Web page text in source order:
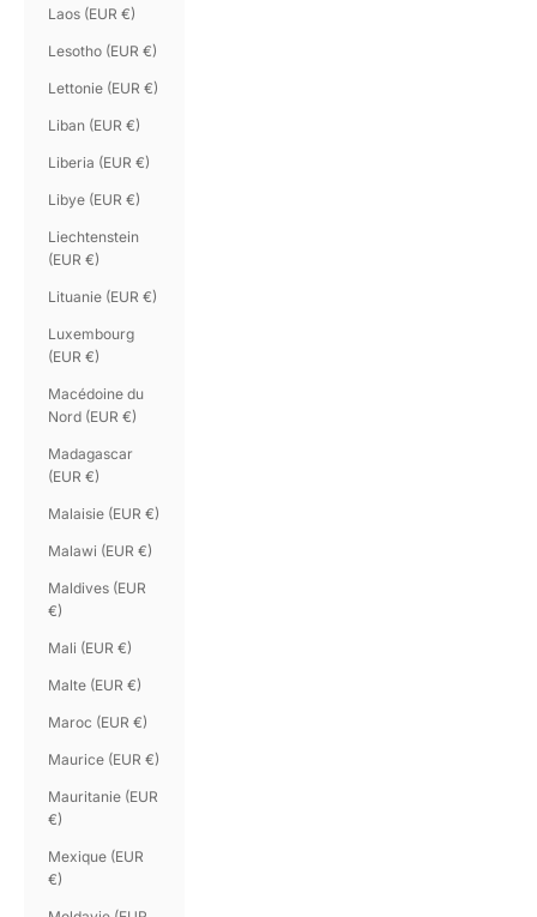
Laos (EUR €)
Lesotho (EUR €)
Lettonie (EUR €)
Liban (EUR €)
Liberia (EUR €)
Libye (EUR €)
Liechtenstein
(EUR €)
Lituanie (EUR €)
Luxembourg
(EUR €)
Macédoine du
Nord (EUR €)
Madagascar
(EUR €)
Malaisie (EUR €)
Malawi (EUR €)
Maldives (EUR
€)
Mali (EUR €)
Malte (EUR €)
Maroc (EUR €)
Maurice (EUR €)
Mauritanie (EUR
€)
Mexique (EUR
€)